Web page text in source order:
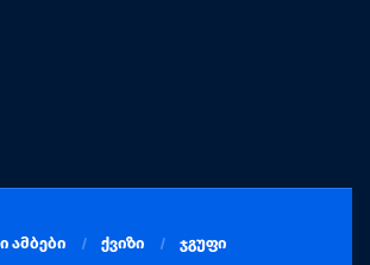
ამბები ქვიზი ჯგუფი